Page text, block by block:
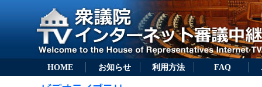
HOME お知らせ 利用方法 FAQ